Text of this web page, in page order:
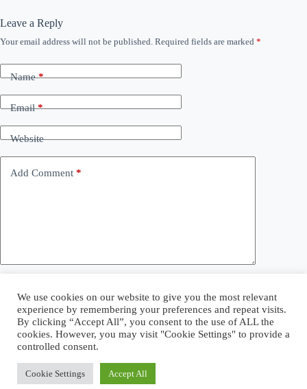
Leave a Reply
Your email address will not be published. Required fields are marked *
Name*
Email*
Website
Add Comment *
next time I comment.
Post Comment
We use cookies on our website to give you the most relevant
experience by remembering your preferences and repeat visits.
By clicking “Accept All”, you consent to the use of ALL the
cookies. However, you may visit "Cookie Settings" to provide a
controlled consent.
Cookie Settings Accept All